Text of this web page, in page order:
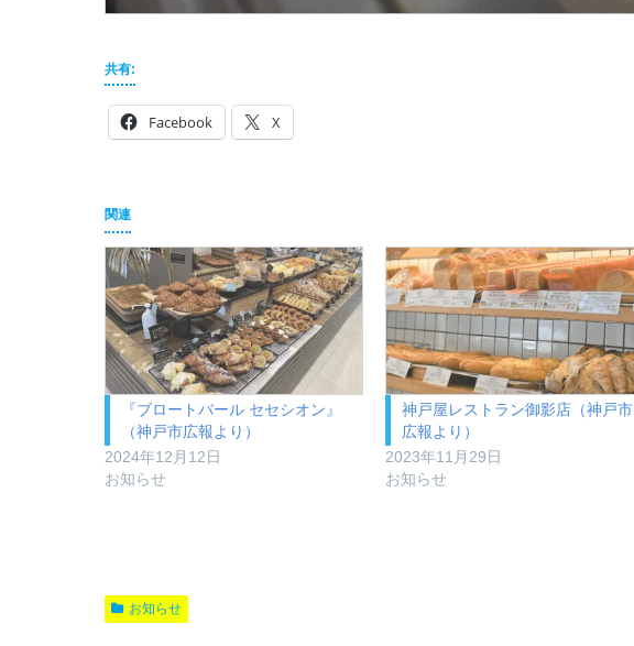
共有:
Facebook X
関連
『ブロートバール セセシオン』
（神戸市広報より）
2024年12月12日
お知らせ
神戸屋レストラン御影店（神戸市
広報より）
2023年11月29日
お知らせ
お知らせ